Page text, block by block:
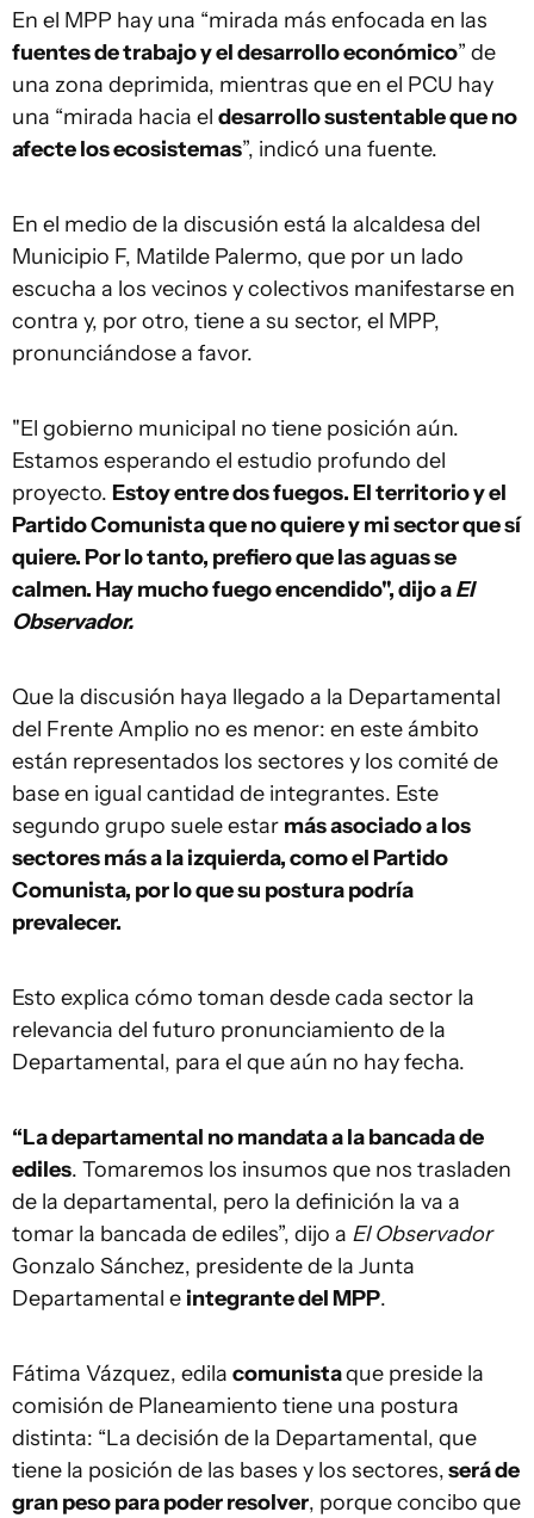
En el MPP hay una “mirada más enfocada en las
fuentes de trabajo y el desarrollo económico” de
una zona deprimida, mientras que en el PCU hay
una “mirada hacia el desarrollo sustentable que no
afecte los ecosistemas”, indicó una fuente.
En el medio de la discusión está la alcaldesa del
Municipio F, Matilde Palermo, que por un lado
escucha a los vecinos y colectivos manifestarse en
contra y, por otro, tiene a su sector, el MPP,
pronunciándose a favor.
"El gobierno municipal no tiene posición aún.
Estamos esperando el estudio profundo del
proyecto. Estoy entre dos fuegos. El territorio y el
Partido Comunista que no quiere y mi sector que sí
quiere. Por lo tanto, prefiero que las aguas se
calmen. Hay mucho fuego encendido", dijo aEl
Observador.
Que la discusión haya llegado a la Departamental
del Frente Amplio no es menor: en este ámbito
están representados los sectores y los comité de
base en igual cantidad de integrantes. Este
segundo grupo suele estar más asociado a los
sectores más a la izquierda, como el Partido
Comunista, por lo que su postura podría
prevalecer.
Esto explica cómo toman desde cada sector la
relevancia del futuro pronunciamiento de la
Departamental, para el que aún no hay fecha.
“La departamental no mandata a la bancada de
ediles. Tomaremos los insumos que nos trasladen
de la departamental, pero la definición la va a
tomar la bancada de ediles”, dijo a El Observador
Gonzalo Sánchez, presidente de la Junta
Departamental e integrante del MPP.
Fátima Vázquez, edila comunistaque preside la
comisión de Planeamiento tiene una postura
distinta: “La decisión de la Departamental, que
tiene la posición de las bases y los sectores,será de
gran peso para poder resolver, porque concibo que